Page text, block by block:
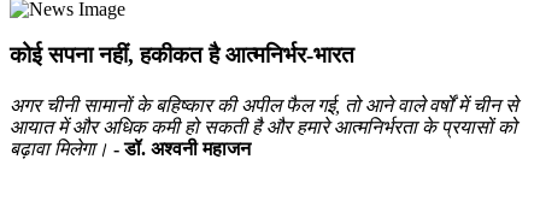
कोई सपना नहीं, हकीकत है आत्मनिर्भर-भारत
अगर चीनी सामानों के बहिष्कार की अपील फैल गई, तो आने वाले वर्षों में चीन से
आयात में और अधिक कमी हो सकती है और हमारे आत्मनिर्भरता के प्रयासों को
बढ़ावा मिलेगा। - डॉ. अश्वनी महाजन